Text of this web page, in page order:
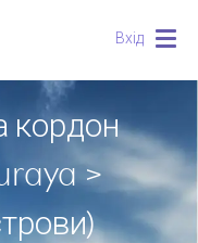
Вхід
кордон
>